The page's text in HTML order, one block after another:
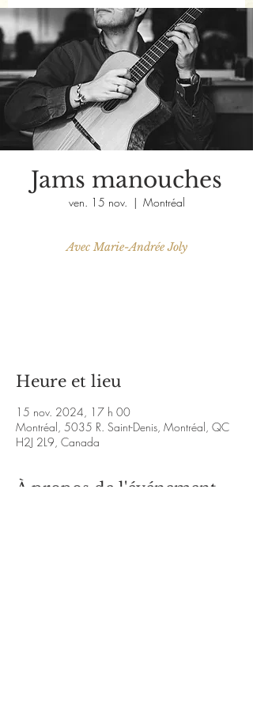
Jams manouches
ven. 15 nov.
  |
Montréal
Avec Marie-Andrée Joly
Heure et lieu
15 nov. 2024, 17 h 00
Montréal, 5035 R. Saint-Denis, Montréal, QC
H2J 2L9, Canada
À propos de l'événement